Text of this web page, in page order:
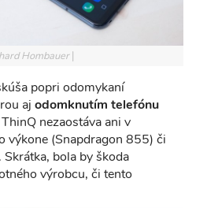
Hombauer
popri odomykaní
aj odomknutím telefónu
nezaostáva ani v
výkone (Snapdragon 855) či
bola by škoda
výrobcu, či tento